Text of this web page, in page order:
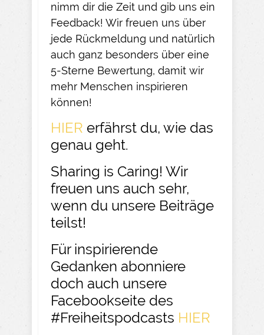
nimm dir die Zeit und gib uns ein
Feedback! Wir freuen uns über
jede Rückmeldung und natürlich
auch ganz besonders über eine
5-Sterne Bewertung, damit wir
mehr Menschen inspirieren
können!
HIER erfährst du, wie das
genau geht.
Sharing is Caring! Wir
freuen uns auch sehr,
wenn du unsere Beiträge
teilst!
Für inspirierende
Gedanken abonniere
doch auch unsere
Facebookseite des
#Freiheitspodcasts HIER